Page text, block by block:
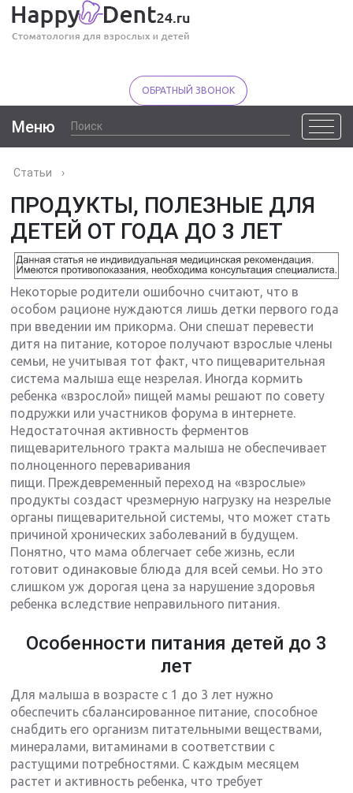
ОБРАТНЫЙ ЗВОНОК
Меню
Статьи ›
ПРОДУКТЫ, ПОЛЕЗНЫЕ ДЛЯ
ДЕТЕЙ ОТ ГОДА ДО 3 ЛЕТ
Некоторые родители ошибочно считают, что в
особом рационе нуждаются лишь детки первого года
при введении им прикорма. Они спешат перевести
дитя на питание, которое получают взрослые члены
семьи, не учитывая тот факт, что пищеварительная
система малыша еще незрелая. Иногда кормить
ребенка «взрослой» пищей мамы решают по совету
подружки или участников форума в интернете.
Недостаточная активность ферментов
пищеварительного тракта малыша не обеспечивает
полноценного переваривания
пищи. Преждевременный переход на «взрослые»
продукты создаст чрезмерную нагрузку на незрелые
органы пищеварительной системы, что может стать
причиной хронических заболеваний в будущем.
Понятно, что мама облегчает себе жизнь, если
готовит одинаковые блюда для всей семьи. Но это
слишком уж дорогая цена за нарушение здоровья
ребенка вследствие неправильного питания.
Особенности питания детей до 3
лет
Для малыша в возрасте с 1 до 3 лет нужно
обеспечить сбалансированное питание, способное
снабдить его организм питательными веществами,
минералами, витаминами в соответствии с
растущими потребностями. С каждым месяцем
растет и активность ребенка, что требует